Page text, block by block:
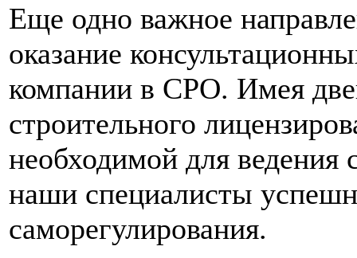
Еще одно важное
оказание
компании в СРО. Имея
строительного
необходимой для ведения
наши специалисты
саморегулирования.